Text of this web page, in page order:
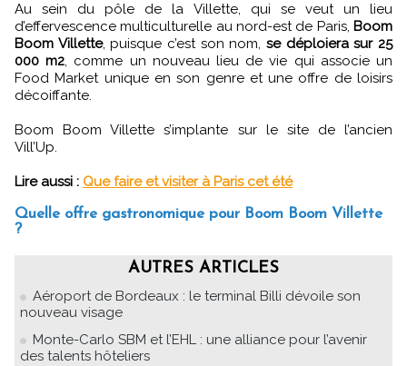
Au sein du pôle de la Villette, qui se veut un lieu
d’effervescence multiculturelle au nord-est de Paris, Boom
Boom Villette, puisque c’est son nom,se déploiera sur 25
000 m2, comme un nouveau lieu de vie qui associe un
Food Market unique en son genre et une offre de loisirs
décoiffante.
Boom Boom Villette s’implante sur le site de l’ancien
Vill’Up.
Lire aussi : Que faire et visiter à Paris cet été
Quelle offre gastronomique pour Boom Boom Villette
?
AUTRES ARTICLES
Aéroport de Bordeaux : le terminal Billi dévoile son
nouveau visage
Monte-Carlo SBM et l’EHL : une alliance pour l’avenir
des talents hôteliers